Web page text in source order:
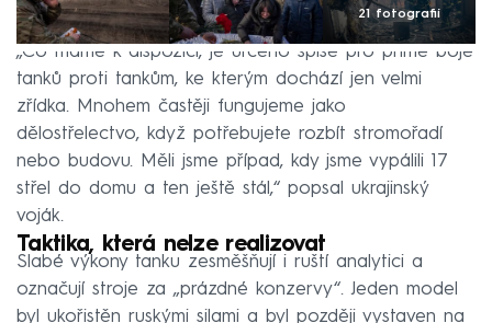
21 fotografií
„Co máme k dispozici, je určeno spíše pro přímé boje
tanků proti tankům, ke kterým dochází jen velmi
zřídka. Mnohem častěji fungujeme jako
dělostřelectvo, když potřebujete rozbít stromořadí
nebo budovu. Měli jsme případ, kdy jsme vypálili 17
střel do domu a ten ještě stál,“ popsal ukrajinský
voják.
Taktika, která nelze realizovat
Slabé výkony tanku zesměšňují i ruští analytici a
označují stroje za „prázdné konzervy“. Jeden model
byl ukořistěn ruskými silami a byl později vystaven na